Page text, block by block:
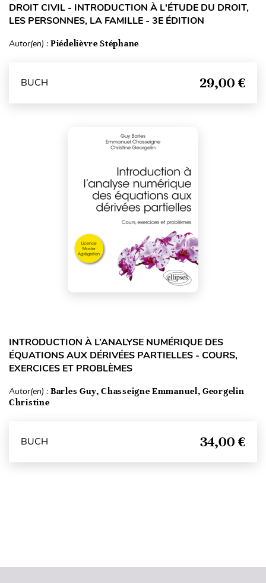
DROIT CIVIL - INTRODUCTION À L'ÉTUDE DU DROIT,
LES PERSONNES, LA FAMILLE - 3E ÉDITION
Autor(en) : Piédelièvre Stéphane
BUCH 29,00 €
INTRODUCTION À L’ANALYSE NUMÉRIQUE DES
ÉQUATIONS AUX DÉRIVÉES PARTIELLES - COURS,
EXERCICES ET PROBLÈMES
Autor(en) : Barles Guy, Chasseigne Emmanuel, Georgelin
Christine
BUCH 34,00 €